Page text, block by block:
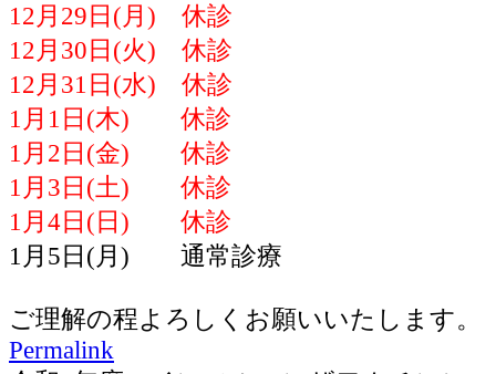
12月29日(月) 休診
12月30日(火) 休診
12月31日(水) 休診
1月1日(木) 休診
1月2日(金) 休診
1月3日(土) 休診
1月4日(日) 休診
1月5日(月) 通常診療
ご理解の程よろしくお願いいたします。
Permalink